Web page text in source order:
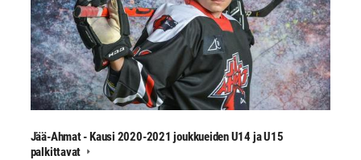
Jää-Ahmat - Kausi 2020-2021 joukkueiden U14 ja U15
palkittavat